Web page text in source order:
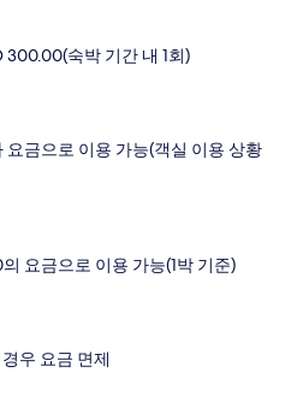
300.00(숙박 기간 내 1회)
요금으로 이용 가능(객실 이용 상황
요금으로 이용 가능(1박 기준)
우 요금 면제